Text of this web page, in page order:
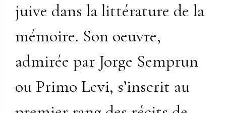
juive dans la littérature de la
mémoire. Son oeuvre,
admirée par Jorge Semprun
ou Primo Levi, s’inscrit au